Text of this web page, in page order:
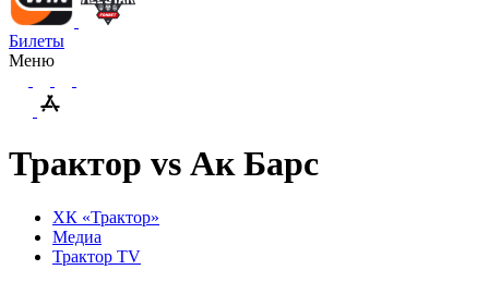
Билеты
Меню
Трактор vs Ак Барс
ХК «Трактор»
Медиа
Трактор TV